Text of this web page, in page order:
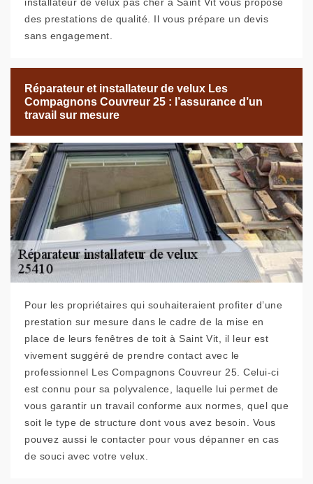
installateur de velux pas cher à Saint Vit vous propose
des prestations de qualité. Il vous prépare un devis
sans engagement.
Réparateur et installateur de velux Les
Compagnons Couvreur 25 : l’assurance d’un
travail sur mesure
Pour les propriétaires qui souhaiteraient profiter d’une
prestation sur mesure dans le cadre de la mise en
place de leurs fenêtres de toit à Saint Vit, il leur est
vivement suggéré de prendre contact avec le
professionnel Les Compagnons Couvreur 25. Celui-ci
est connu pour sa polyvalence, laquelle lui permet de
vous garantir un travail conforme aux normes, quel que
soit le type de structure dont vous avez besoin. Vous
pouvez aussi le contacter pour vous dépanner en cas
de souci avec votre velux.